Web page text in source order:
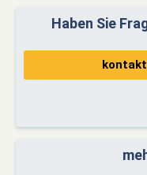
Haben Sie